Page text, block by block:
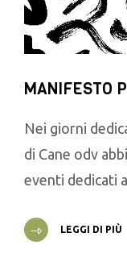
MANIFESTO
Nei giorni
di Cane odv
eventi dedicati
LEGGI DI PIÙ